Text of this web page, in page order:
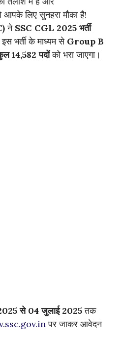
आपके लिए सुनहरा मौका है!
ने SSC CGL 2025 भर्ती
भर्ती के माध्यम से Group B
14,582 पदोंको भरा जाएगा।
से 04 जुलाई 2025तक
पर जाकर आवेदन